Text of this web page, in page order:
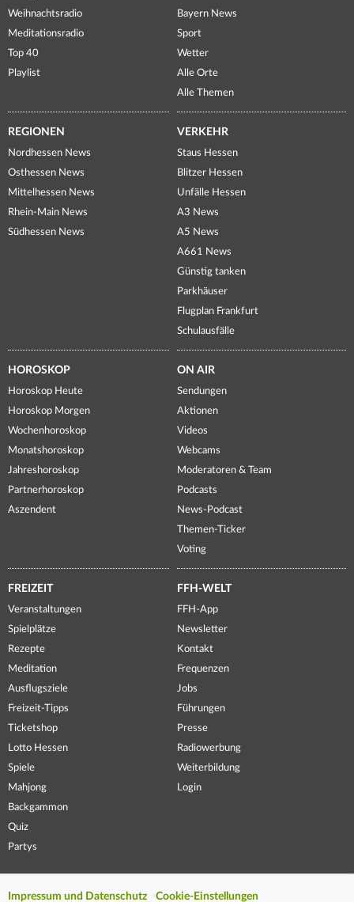
Weihnachtsradio
Meditationsradio
Top 40
Playlist
Bayern News
Sport
Wetter
Alle Orte
Alle Themen
REGIONEN
Nordhessen News
Osthessen News
Mittelhessen News
Rhein-Main News
Südhessen News
VERKEHR
Staus Hessen
Blitzer Hessen
Unfälle Hessen
A3 News
A5 News
A661 News
Günstig tanken
Parkhäuser
Flugplan Frankfurt
Schulausfälle
HOROSKOP
Horoskop Heute
Horoskop Morgen
Wochenhoroskop
Monatshoroskop
Jahreshoroskop
Partnerhoroskop
Aszendent
ON AIR
Sendungen
Aktionen
Videos
Webcams
Moderatoren & Team
Podcasts
News-Podcast
Themen-Ticker
Voting
FREIZEIT
Veranstaltungen
Spielplätze
Rezepte
Meditation
Ausflugsziele
Freizeit-Tipps
Ticketshop
Lotto Hessen
Spiele
Mahjong
Backgammon
Quiz
Partys
FFH-WELT
FFH-App
Newsletter
Kontakt
Frequenzen
Jobs
Führungen
Presse
Radiowerbung
Weiterbildung
Login
Impressum und Datenschutz Cookie-Einstellungen